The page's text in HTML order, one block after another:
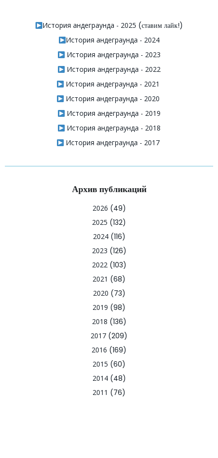
История андеграунда - 2025 (ставим лайк!)
История андеграунда - 2024
История андеграунда - 2023
История андеграунда - 2022
История андеграунда - 2021
История андеграунда - 2020
История андеграунда - 2019
История андеграунда - 2018
История андеграунда - 2017
Архив публикаций
2026 (49)
2025 (132)
2024(116)
2023 (126)
2022(103)
2021 (68)
2020 (73)
2019 (98)
2018 (136)
2017 (209)
2016 (169)
2015 (60)
2014(48)
2011 (76)